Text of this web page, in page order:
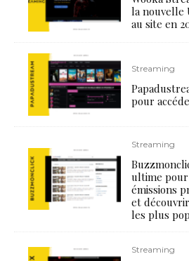
la nouvelle
au site en
Streaming
pour
Streaming
ultime
émissions
et
les plus
Streaming